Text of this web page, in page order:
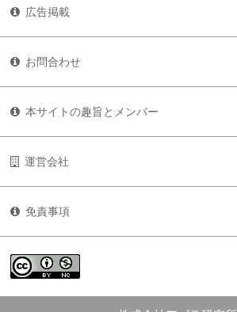
広告掲載
お問合わせ
本サイトの趣旨とメンバー
運営会社
免責事項